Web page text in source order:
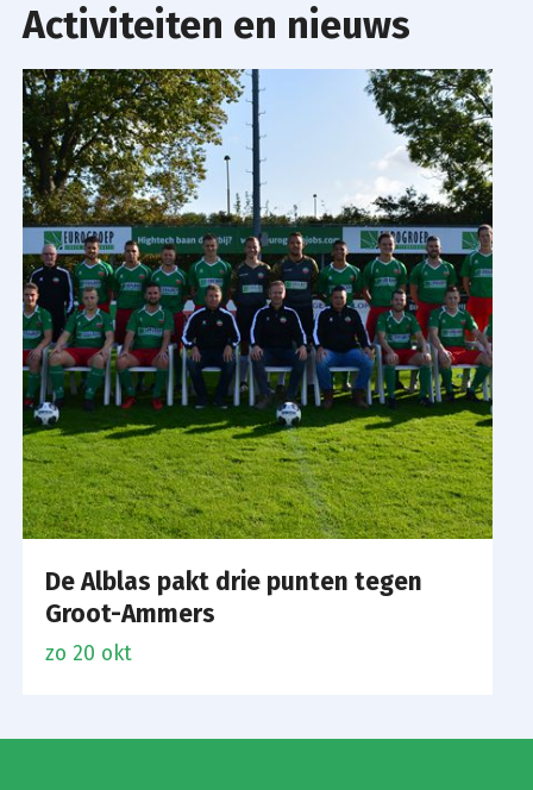
Activiteiten en nieuws
De Alblas pakt drie punten tegen
Groot-Ammers
zo 20 okt